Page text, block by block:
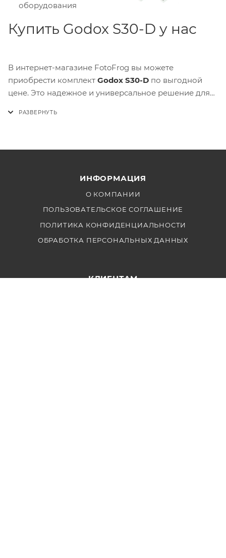
оборудования
Купить Godox S30-D у нас
В интернет-магазине FotoFrog вы можете
приобрести комплект Godox S30-D по выгодной
цене. Это надежное и универсальное решение для
ИНФОРМАЦИЯ
О КОМПАНИИ
ПОЛЬЗОВАТЕЛЬСКОЕ СОГЛАШЕНИЕ
ПОЛИТИКА КОНФИДЕНЦИАЛЬНОСТИ
ОБРАБОТКА ПЕРСОНАЛЬНЫХ ДАННЫХ
КЛИЕНТАМ